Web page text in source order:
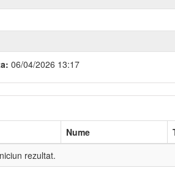
06/04/2026 13:17
Nume
rezultat.